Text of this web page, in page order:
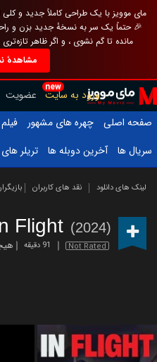
مای موویز با یک طراحی کاملاً جدید و کلی
🎉 حتماً یک سر به نسخهٔ جدید بزن و
مانده تا گم نشوی ، و اگر ظاهر
مشاهدهٔ
new
ورود به سایت عضویت
صفحه اصلی
چهره های مشهور
سریال ها
آخرین دوبله ها تریلر
لینک های دانلود نقد های کاربران
Flight (2024)
Not Rated 91 دقیقه